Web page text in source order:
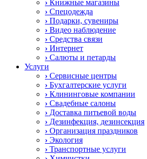
› Книжные магазины
› Спецодежда
› Подарки, сувениры
› Видео наблюдение
› Средства связи
› Интернет
› Салюты и петарды
Услуги
› Сервисные центры
› Бухгалтерские услуги
› Клининговые компании
› Свадебные салоны
› Доставка питьевой воды
› Дезинфекция, дезинсекция
› Организация праздников
› Экология
› Транспортные услуги